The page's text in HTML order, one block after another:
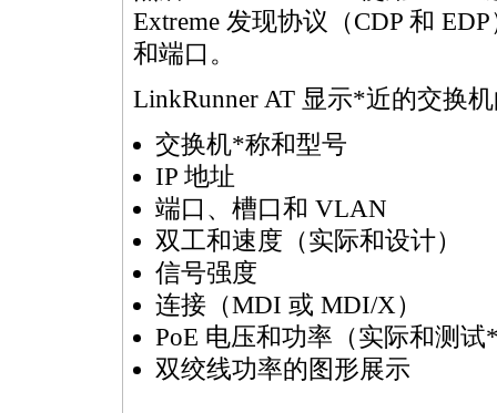
Extreme 发现协议（CDP 和
和端口。
LinkRunner AT 显示*近的交换
交换机*称和型号
IP 地址
端口、槽口和 VLAN
双工和速度（实际和设计）
信号强度
连接（MDI 或 MDI/X）
PoE 电压和功率（实际和测试
双绞线功率的图形展示